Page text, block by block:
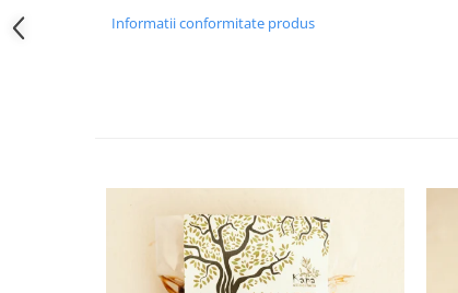
Informatii conformitate produs